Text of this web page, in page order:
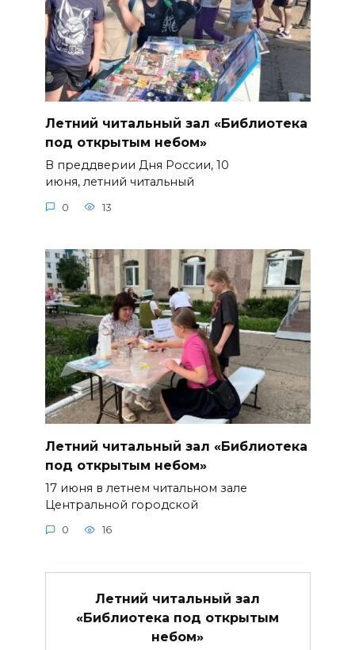
Летний читальный зал «Библиотека
под открытым небом»
В преддверии Дня России, 10
июня, летний читальный
0 13
Летний читальный зал «Библиотека
под открытым небом»
17 июня в летнем читальном зале
Центральной городской
0 16
Летний читальный зал
«Библиотека под открытым
небом»